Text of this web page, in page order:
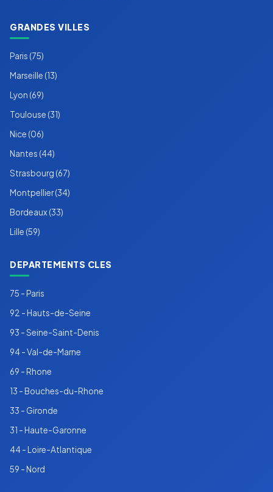
GRANDES VILLES
Paris (75)
Marseille (13)
Lyon (69)
Toulouse (31)
Nice (06)
Nantes (44)
Strasbourg (67)
Montpellier (34)
Bordeaux (33)
Lille (59)
DEPARTEMENTS CLES
75 - Paris
92 - Hauts-de-Seine
93 - Seine-Saint-Denis
94 - Val-de-Marne
69 - Rhone
13 - Bouches-du-Rhone
33 - Gironde
31 - Haute-Garonne
44 - Loire-Atlantique
59 - Nord